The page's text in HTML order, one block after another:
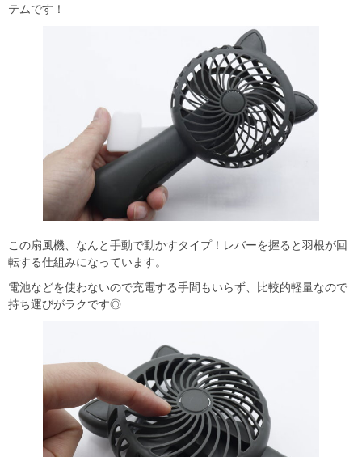
テムです！
この扇風機、なんと手動で動かすタイプ！レバーを握ると羽根が回
転する仕組みになっています。
電池などを使わないので充電する手間もいらず、比較的軽量なので
持ち運びがラクです◎